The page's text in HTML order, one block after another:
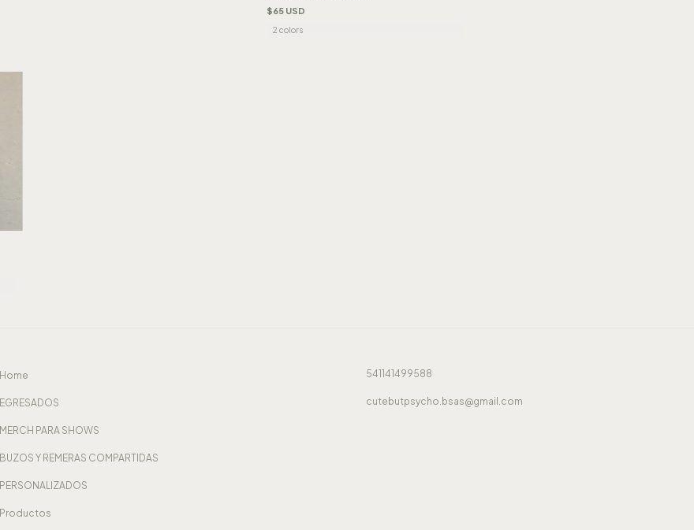
$65 USD
2 colors
Home
EGRESADOS
MERCH PARA SHOWS
BUZOS Y REMERAS COMPARTIDAS
PERSONALIZADOS
Productos
541141499588
cutebutpsycho.bsas@gmail.com